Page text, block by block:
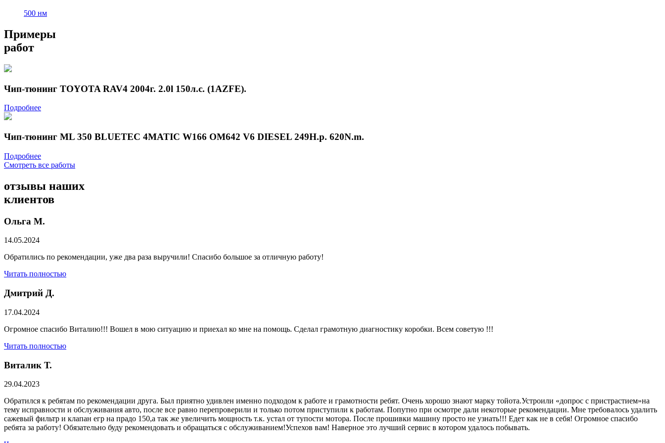
500 нм
Примеры
работ
Чип-тюнинг TOYOTA RAV4 2004г. 2.0l 150л.с. (1AZFE).
Подробнее
Чип-тюнинг ML 350 BLUETEC 4MATIC W166 OM642 V6 DIESEL 249H.p. 620N.m.
Подробнее
Смотреть все работы
отзывы наших
клиентов
Ольга М.
14.05.2024
Обратились по рекомендации, уже два раза выручили! Спасибо большое за отличную работу!
Читать полностью
Дмитрий Д.
17.04.2024
Огромное спасибо Виталию!!! Вошел в мою ситуацию и приехал ко мне на помощь. Сделал грамотную диагностику коробки. Всем советую !!!
Читать полностью
Виталик Т.
29.04.2023
Обратился к ребятам по рекомендации друга. Был приятно удивлен именно подходом к работе и грамотности ребят. Очень хорошо знают марку тойота.Устроили «допрос с пристрастием»на
тему исправности и обслуживания авто, после все равно перепроверили и только потом приступили к работам. Попутно при осмотре дали некоторые рекомендации. Мне требовалось удалить
сажевый фильтр и клапан егр на прадо 150,а так же увеличить мощность т.к. устал от тупости мотора. После прошивки машину просто не узнать!!! Едет как не в себя! Огромное спасибо
ребята за работу! Обязательно буду рекомендовать и обращаться с обслуживанием!Успехов вам! Наверное это лучший сервис в котором удалось побывать.